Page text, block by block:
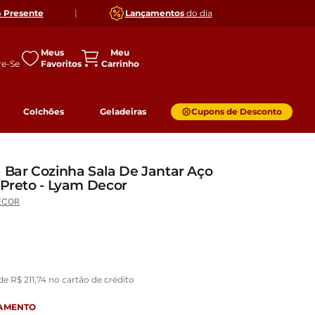
Presente | Lançamentosdo dia
Meus
Favoritos
Colchões Geladeiras Cupons de Desconto
Cozinha Sala De Jantar Aço
- Lyam Decor
R$ 211 74 no cartão de crédito